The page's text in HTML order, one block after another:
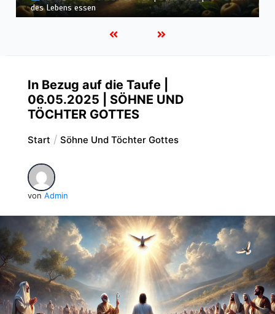
Himmelreich erben
In Bezug auf die Taufe |
06.05.2025 | SÖHNE UND
TÖCHTER GOTTES
Start Söhne Und Töchter Gottes
von Admin